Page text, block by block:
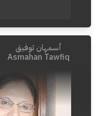
أسمهان توفيق
Asmahan Tawfiq